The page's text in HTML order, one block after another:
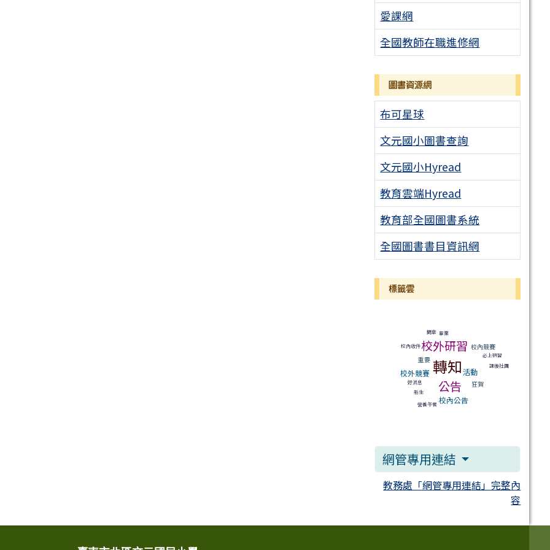
愛課網
全國教師在職進修網
圖書資源網
布可星球
文元國小圖書查詢
文元國小Hyread
教育雲端Hyread
教育部全國圖書系統
全國圖書書目資訊網
標籤雲
校內收件校外研習
簡章 畢業
校內競賽
重要 轉知
必上研習
校外競賽
好消息
新生
公告
活動
課後社團
狂賀
營養午餐 校內公告
網管專用連結
教務處「網管專用連結」完整內
容